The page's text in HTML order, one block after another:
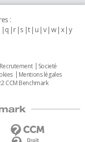
:
q r s t u v w x y
Recrutement
Societé
Mentions légales
CCM Benchmark